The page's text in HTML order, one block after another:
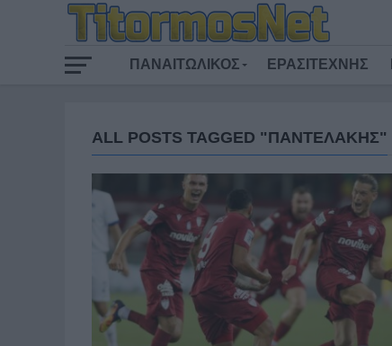
ΠΑΝΑΙΤΩΛΙΚΟΣ ΕΡΑΣΙΤΕΧΝΗΣ
ALL POSTS TAGGED "ΠΑΝΤΕΛΑΚΗΣ"